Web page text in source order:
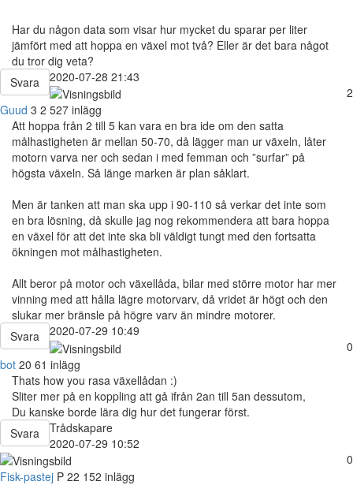
Har du någon data som visar hur mycket du sparar per liter
jämfört med att hoppa en växel mot två? Eller är det bara något
du tror dig veta?
Svara
2020-07-28 21:43
2
Guud 3 2 527 inlägg
Att hoppa från 2 till 5 kan vara en bra ide om den satta
målhastigheten är mellan 50-70, då lägger man ur växeln, låter
motorn varva ner och sedan i med femman och ”surfar” på
högsta växeln. Så länge marken är plan såklart.
Men är tanken att man ska upp i 90-110 så verkar det inte som
en bra lösning, då skulle jag nog rekommendera att bara hoppa
en växel för att det inte ska bli väldigt tungt med den fortsatta
ökningen mot målhastigheten.
Allt beror på motor och växellåda, bilar med större motor har mer
vinning med att hålla lägre motorvarv, då vridet är högt och den
slukar mer bränsle på högre varv än mindre motorer.
Svara
2020-07-29 10:49
0
bot 20 61 inlägg
Thats how you rasa växellådan :)
Sliter mer på en koppling att gå ifrån 2an till 5an dessutom,
Du kanske borde lära dig hur det fungerar först.
Svara
Trådskapare
2020-07-29 10:52
0
Fisk-pastej P 22 152 inlägg